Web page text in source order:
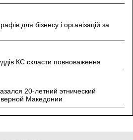
для бізнесу і організацій за
КС скласти повноваження
20-летний этнический
Македонии